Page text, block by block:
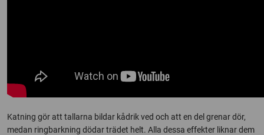
Katning gör att tallarna bildar kådrik ved och att en del grenar dör,
medan ringbarkning dödar trädet helt. Alla dessa effekter liknar dem